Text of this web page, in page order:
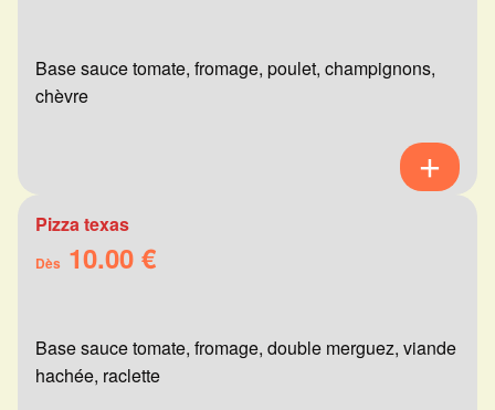
Base sauce tomate, fromage, poulet, champignons,
chèvre
Pizza texas
Dès 10.00 €
Base sauce tomate, fromage, double merguez, viande
hachée, raclette